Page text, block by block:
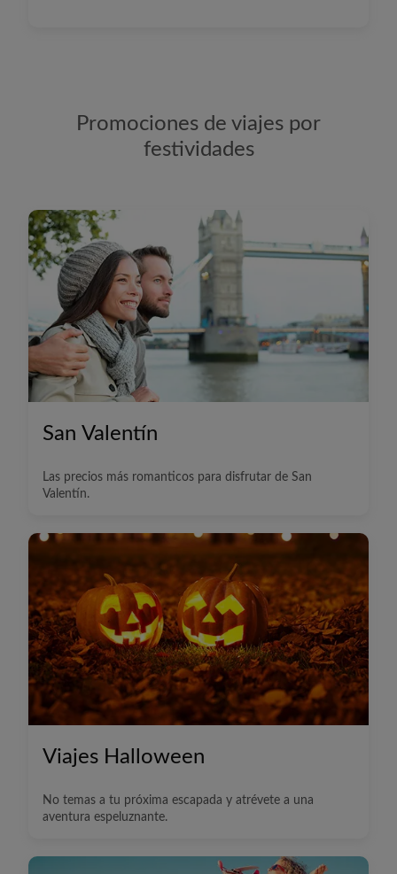
Promociones de viajes por
festividades
San Valentín
Las precios más romanticos para disfrutar de San
Valentín.
Viajes Halloween
No temas a tu próxima escapada y atrévete a una
aventura espeluznante.